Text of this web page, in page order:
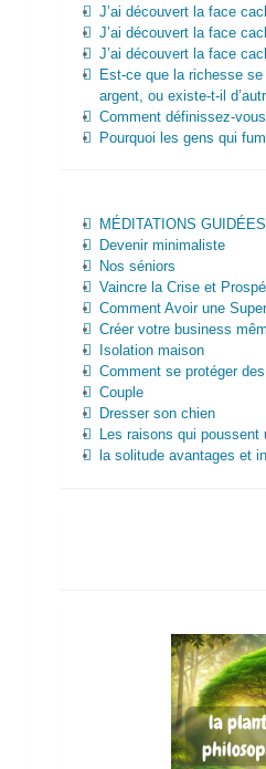
J’ai découvert la face
J’ai découvert la face
J’ai découvert la face
Est-ce que la richesse
argent, ou existe-t-il
Comment définissez-
Pourquoi les gens qui
MÉDITATIONS GUIDÉES
Devenir minimaliste
Nos séniors
Vaincre la Crise et
Comment Avoir une
Créer votre business
Isolation maison
Comment se protéger
Couple
Dresser son chien
Les raisons qui poussent
la solitude avantages et